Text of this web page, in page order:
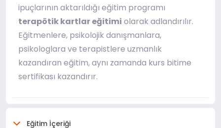
ipuçlarının aktarıldığı eğitim programı
terapötik kartlar eğitimi olarak adlandırılır.
Eğitmenlere, psikolojik danışmanlara,
psikologlara ve terapistlere uzmanlık
kazandıran eğitim, aynı zamanda kurs bitime
sertifikası kazandırır.
Eğitim İçeriği